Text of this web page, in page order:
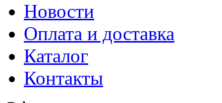
Новости
Оплата и доставка
Каталог
Контакты